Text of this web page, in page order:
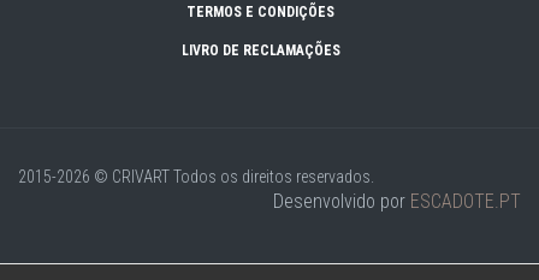
TERMOS E CONDIÇÕES
LIVRO DE RECLAMAÇÕES
2015-2026 © CRIVARTTodos os direitos reservados.
Desenvolvido por ESCADOTE.PT